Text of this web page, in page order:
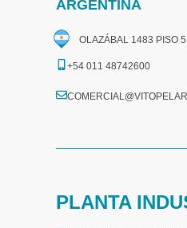
ARGENTINA
OLAZÁBAL 1483 PISO
+54 011 48742600​
PLANTA